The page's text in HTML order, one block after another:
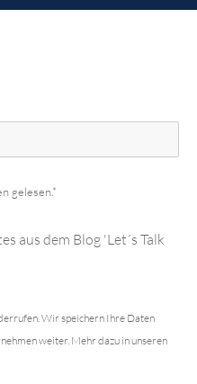
gelesen.*
aus dem Blog 'Let´s Talk
Wir speichern Ihre Daten
weiter. Mehr dazu in unseren